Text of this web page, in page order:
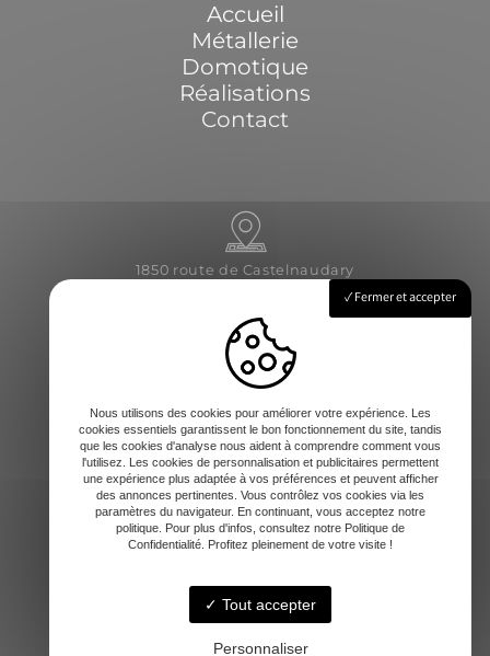
Accueil
Métallerie
Domotique
Réalisations
Contact
1850 route de Castelnaudary
contact@amd-31.fr
06 13 65 44 06
Fermer et accepter
Nous utilisons des cookies pour améliorer votre expérience. Les
cookies essentiels garantissent le bon fonctionnement du site, tandis
que les cookies d'analyse nous aident à comprendre comment vous
l'utilisez. Les cookies de personnalisation et publicitaires permettent
une expérience plus adaptée à vos préférences et peuvent afficher
des annonces pertinentes. Vous contrôlez vos cookies via les
paramètres du navigateur. En continuant, vous acceptez notre
politique. Pour plus d'infos, consultez notre Politique de
Confidentialité. Profitez pleinement de votre visite !
Tout accepter
Personnaliser